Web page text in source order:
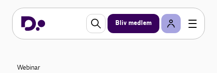
Bliv medlem
Webinar